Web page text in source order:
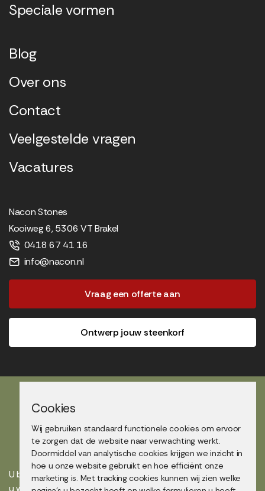
Speciale vormen
Blog
Over ons
Contact
Veelgestelde vragen
Vacatures
Nacon Stones
Kooiweg 6, 5306 VT Brakel
0418 67 41 16
info@nacon.nl
Vraag een offerte aan
Ontwerp jouw steenkorf
Showtuin bezoek
U bent altijd van harte welkom in onze showtuin maar maakt
Cookies
Wij gebruiken standaard functionele cookies om ervoor
te zorgen dat de website naar verwachting werkt.
Doormiddel van analytische cookies krijgen we inzicht in
hoe u onze website gebruikt en hoe efficiënt onze
marketing is. Met tracking cookies kunnen wij zien welke